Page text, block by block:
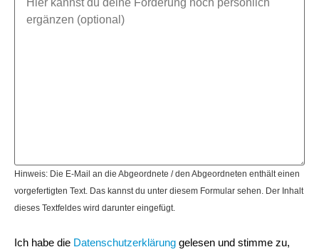
Hinweis: Die E-Mail an die Abgeordnete / den Abgeordneten enthält einen
vorgefertigten Text. Das kannst du unter diesem Formular sehen. Der Inhalt
dieses Textfeldes wird darunter eingefügt.
Ich habe die Datenschutzerklärung gelesen und stimme zu,